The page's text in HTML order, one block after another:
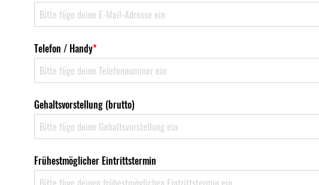
Telefon / Handy*
Gehaltsvorstellung (brutto)
Frühestmöglicher Eintrittstermin